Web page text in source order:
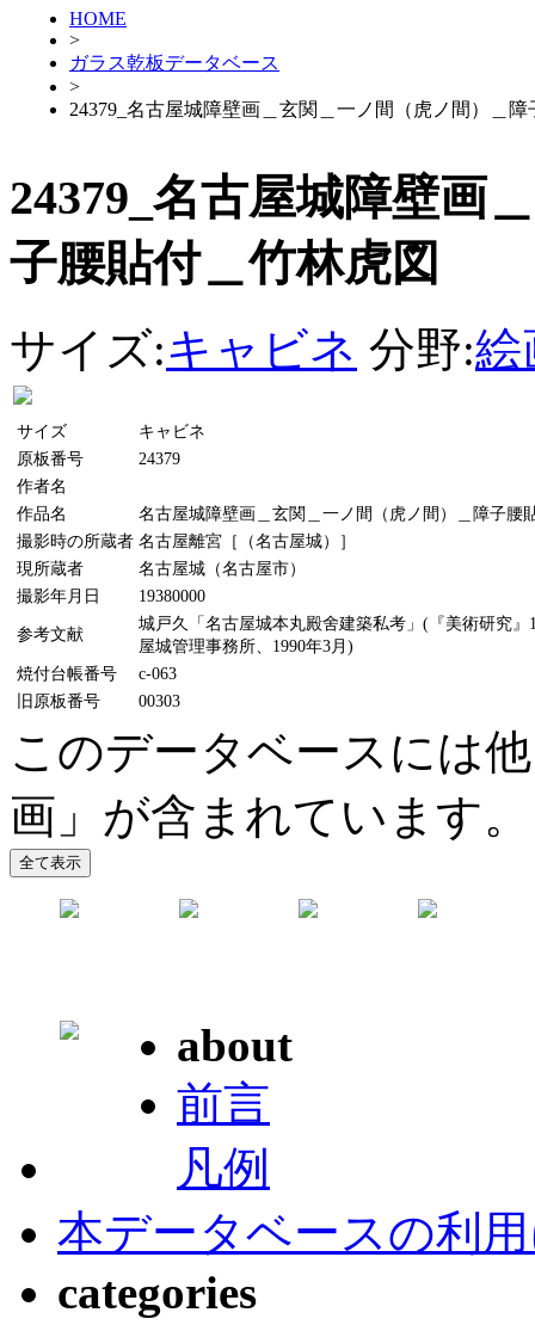
HOME
>
ガラス乾板データベース
>
24379_名古屋城障壁画＿玄関＿一ノ間（虎ノ間）＿
24379_名古屋城障壁画
子腰貼付＿竹林虎図
サイズ:キャビネ 分野:絵
サイズ
キャビネ
原板番号
24379
作者名
作品名
名古屋城障壁画＿玄関＿一ノ間（虎ノ間）＿障子腰
撮影時の所蔵者 名古屋離宮［（名古屋城）］
現所蔵者
名古屋城（名古屋市）
撮影年月日
19380000
参考文献
城戸久「名古屋城本丸殿舍建築私考」(『美術研究
屋城管理事務所、1990年3月)
焼付台帳番号
c-063
旧原板番号
00303
このデータベースには
画」が含まれています。
about
前言
凡例
本データベースの利
categories